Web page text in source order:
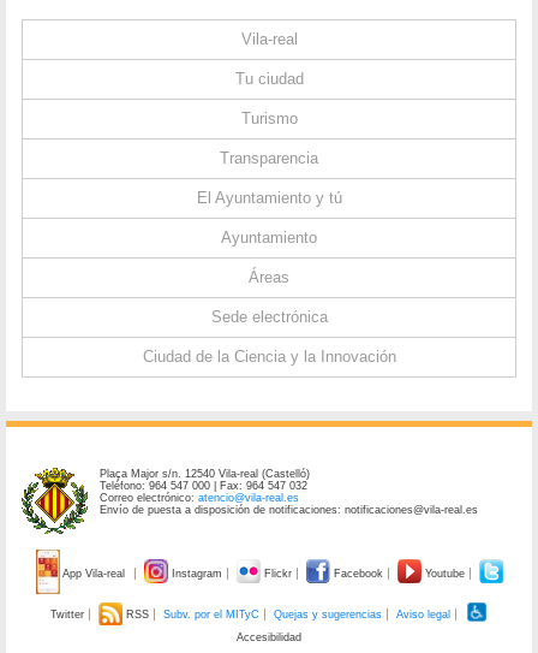
Vila-real
Tu ciudad
Turismo
Transparencia
El Ayuntamiento y tú
Ayuntamiento
Áreas
Sede electrónica
Ciudad de la Ciencia y la Innovación
Plaça Major s/n. 12540 Vila-real (Castelló)
Teléfono: 964 547 000 | Fax: 964 547 032
Correo electrónico:atencio@vila-real.es
Envío de puesta a disposición de notificaciones: notificaciones@vila-real.es
App Vila-real Instagram Flickr Facebook Youtube
Twitter RSS Subv. por el MITyC Quejas y sugerencias
Aviso legal
Accesibilidad